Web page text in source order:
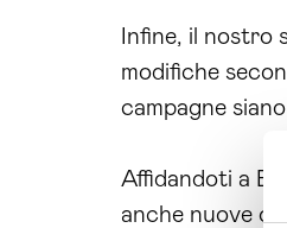
Infine, il nostro
modifiche
campagne
Affidandoti a
anche nuove